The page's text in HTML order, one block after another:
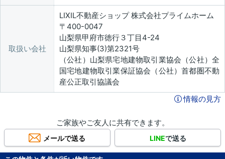
取扱い会社
LIXIL不動産ショップ 株式会社プライムホーム
〒400-0047
山梨県甲府市徳行３丁目4-24
山梨県知事(3)第2321号
（公社）山梨県宅地建物取引業協会（公社）全
国宅地建物取引業保証協会（公社）首都圏不動
産公正取引協議会
情報の見方
ご家族やご友人に共有できます。
メールで送る LINEで送る